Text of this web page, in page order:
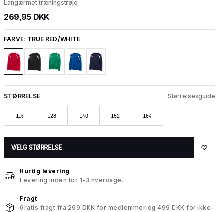
Langærmet træningstrøje
269,95 DKK
FARVE: TRUE RED/WHITE
STØRRELSE Størrelsesguide
116 128 140 152 164
VÆLG STØRRELSE
Hurtig levering
Levering inden for 1-3 hverdage.
Fragt
Gratis fragt fra 299 DKK for medlemmer og 499 DKK for ikke-